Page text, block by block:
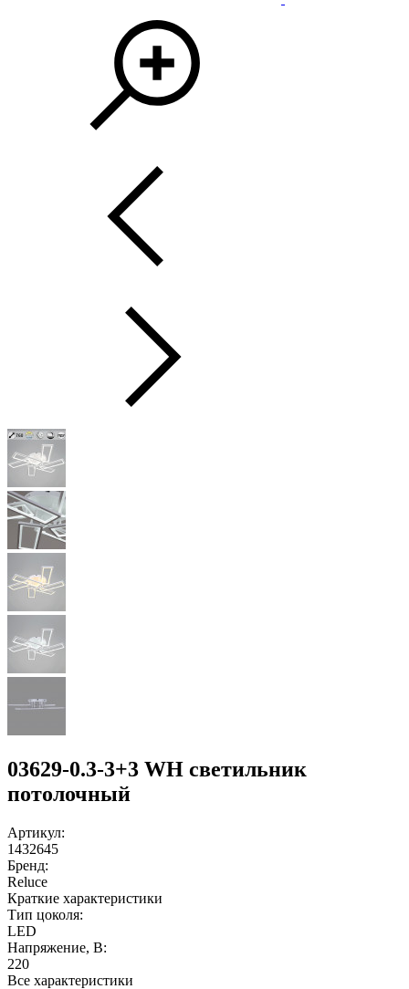
03629-0.3-3+3 WH светильник
потолочный
Артикул:
1432645
Бренд:
Reluce
Краткие характеристики
Тип цоколя:
LED
Напряжение, В:
220
Все характеристики